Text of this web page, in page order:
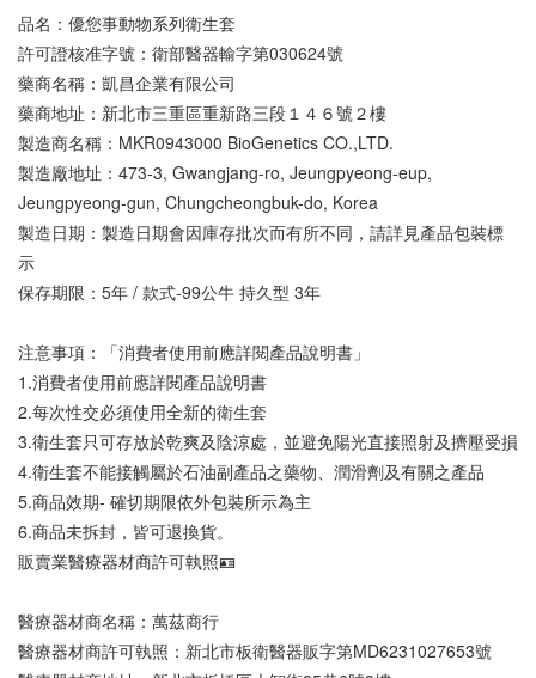
品名：優您事動物系列衛生套
許可證核准字號：衛部醫器輸字第030624號
藥商名稱：凱昌企業有限公司
藥商地址：新北市三重區重新路三段１４６號２樓
製造商名稱：MKR0943000 BioGenetics CO.,LTD.
製造廠地址：473-3, Gwangjang-ro, Jeungpyeong-eup,
Jeungpyeong-gun, Chungcheongbuk-do, Korea
製造日期：製造日期會因庫存批次而有所不同，請詳見產品包裝標
示
保存期限：5年 / 款式-99公牛 持久型 3年
注意事項：「消費者使用前應詳閱產品說明書」
1.消費者使用前應詳閱產品說明書
2.每次性交必須使用全新的衛生套
3.衛生套只可存放於乾爽及陰涼處，並避免陽光直接照射及擠壓受損
4.衛生套不能接觸屬於石油副產品之藥物、潤滑劑及有關之產品
5.商品效期- 確切期限依外包裝所示為主
6.商品未拆封，皆可退換貨。
販賣業醫療器材商許可執照🪪
醫療器材商名稱：萬茲商行
醫療器材商許可執照：新北市板衛醫器販字第MD6231027653號